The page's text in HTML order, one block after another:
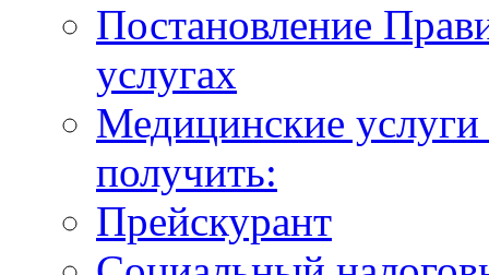
Постановление
услугах
Медицинские
получить:
Прейскурант